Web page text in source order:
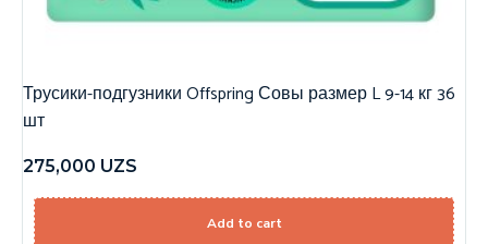
Трусики-подгузники Offspring Совы размер L 9-14 кг 36
шт
275,000 UZS
Add to cart